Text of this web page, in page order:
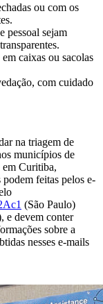
ou com os
pessoal sejam
caixas ou sacolas
com cuidado
na triagem de
municípios de
em Curitiba,
feitas pelos e-
(São Paulo)
e devem conter
sobre a
nesses e-mails